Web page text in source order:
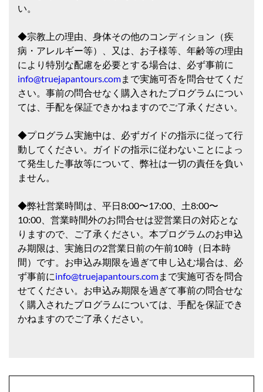
い。
◆宗教上の理由、身体その他のコンディション（疾
病・アレルギー等）、又は、お子様等、年齢等の理由
により特別な配慮を必要とする場合は、必ず事前に
info@truejapantours.comまで実施可否を問合せてくだ
さい。事前の問合せなく購入されたプログラムについ
ては、手配を保証できかねますのでご了承ください。
◆プログラム実施中は、必ずガイドの指示に従って行
動してください。ガイドの指示に従わないことによっ
て発生した事故等について、弊社は一切の責任を負い
ません。
◆弊社営業時間は、平日8:00〜17:00、土8:00〜
10:00、営業時間外のお問合せは翌営業日の対応とな
りますので、ご了承ください。本プログラムのお申込
み期限は、実施日の2営業日前の午前10時（日本時
間）です。お申込み期限を過ぎて申し込む場合は、必
ず事前にinfo@truejapantours.comまで実施可否を問合
せてください。お申込み期限を過ぎて事前の問合せな
く購入されたプログラムについては、手配を保証でき
かねますのでご了承ください。